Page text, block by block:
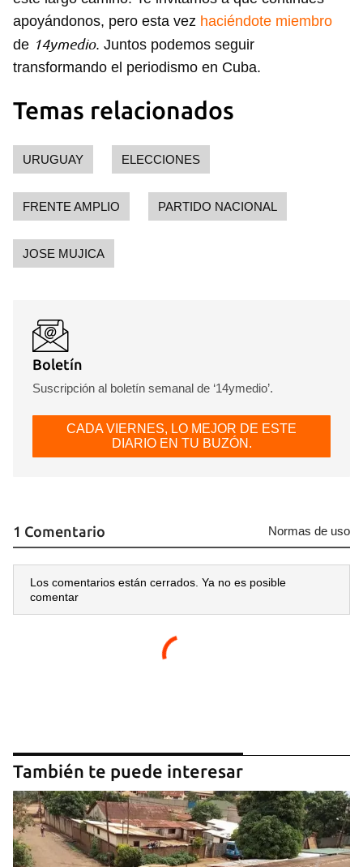
apoyándonos, pero esta vez haciéndote miembro
de 14ymedio. Juntos podemos seguir
transformando el periodismo en Cuba.
Temas relacionados
URUGUAY ELECCIONES
FRENTE AMPLIO PARTIDO NACIONAL
JOSE MUJICA
Boletín
Suscripción al boletín semanal de ‘14ymedio’.
CADA VIERNES, LO MEJOR DE ESTE
DIARIO EN TU BUZÓN.
1 Comentario Normas de uso
Los comentarios están cerrados. Ya no es posible
comentar
También te puede interesar